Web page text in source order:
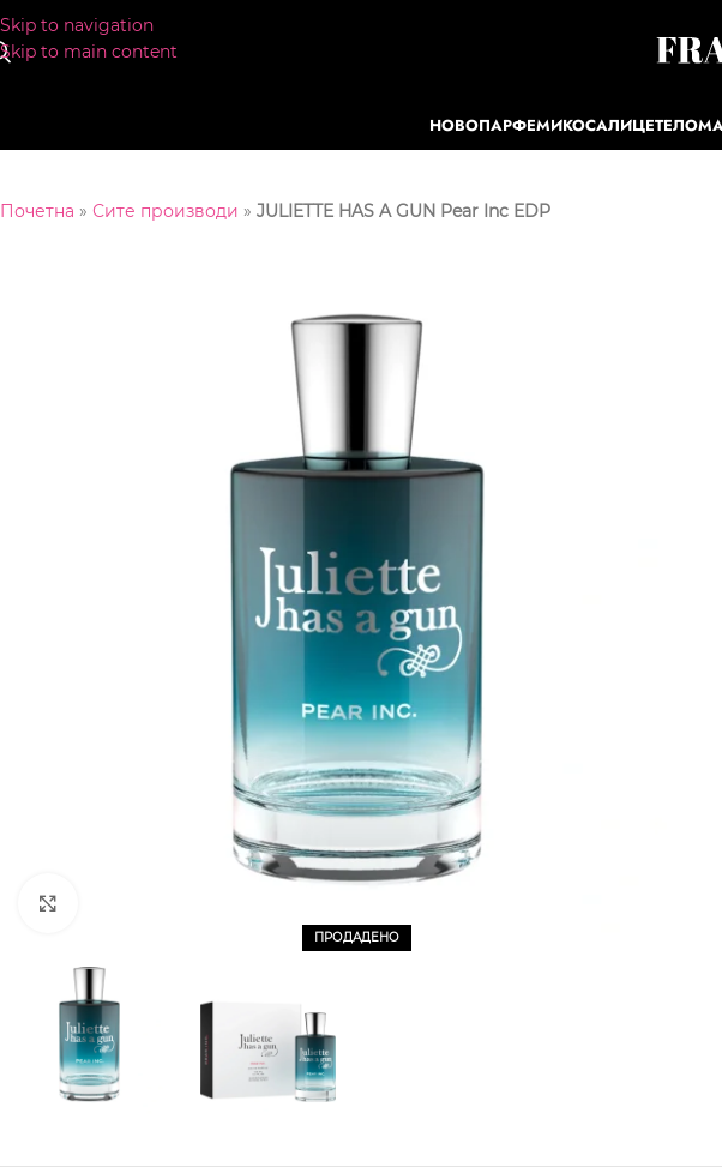
Skip to navigation
Skip to main content
НОВОПАРФЕМИКОСАЛИЦЕТЕЛО
Почетна » Сите производи » JULIETTE HAS A GUN Pear Inc EDP
ПРОДАДЕНО